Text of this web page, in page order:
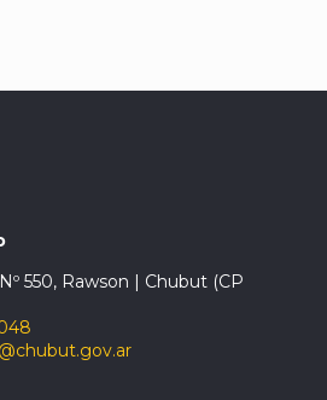
550, Rawson | Chubut (CP